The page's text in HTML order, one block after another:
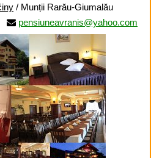
/ Munții Rarău-Giumalău
pensiuneavranis@yahoo.com